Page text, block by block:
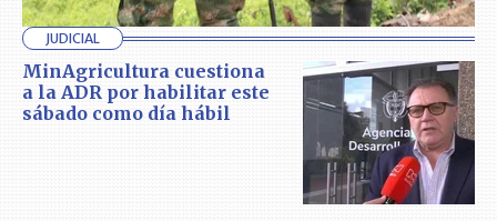
JUDICIAL
MinAgricultura cuestiona
a la ADR por habilitar este
sábado como día hábil